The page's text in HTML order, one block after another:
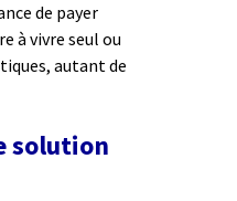
de payer
à vivre seul ou
autant de
solution